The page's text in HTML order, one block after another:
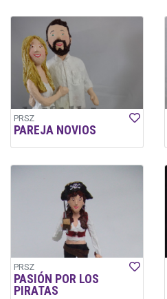
PRSZ
PAREJA NOVIOS
PRSZ
PASIÓN POR LOS
PIRATAS